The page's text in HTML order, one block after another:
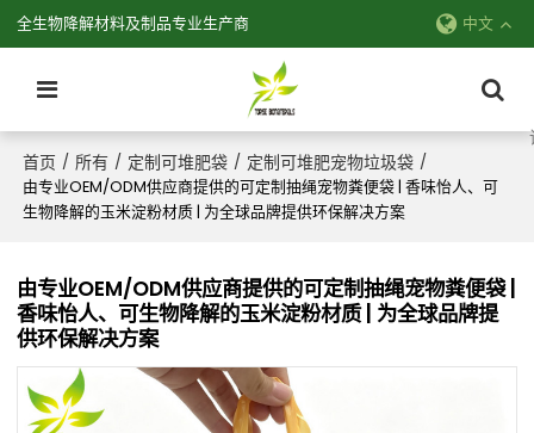
全生物降解材料及制品专业生产商 中文
首页 / 所有 / 定制可堆肥袋 / 定制可堆肥宠物垃圾袋 /
由专业OEM/ODM供应商提供的可定制抽绳宠物粪便袋 | 香味怡人、可
生物降解的玉米淀粉材质 | 为全球品牌提供环保解决方案
由专业OEM/ODM供应商提供的可定制抽绳宠物粪便袋 |
香味怡人、可生物降解的玉米淀粉材质 | 为全球品牌提
供环保解决方案